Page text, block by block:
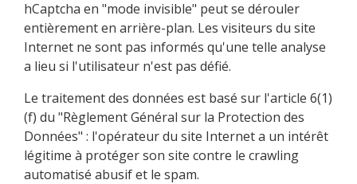
hCaptcha en "mode invisible" peut se dérouler
entièrement en arrière-plan. Les visiteurs du site
Internet ne sont pas informés qu'une telle analyse
a lieu si l'utilisateur n'est pas défié.
Le traitement des données est basé sur l'article 6(1)
(f) du "Règlement Général sur la Protection des
Données" : l'opérateur du site Internet a un intérêt
légitime à protéger son site contre le crawling
automatisé abusif et le spam.